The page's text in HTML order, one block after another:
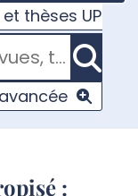
thèses UPJV
: